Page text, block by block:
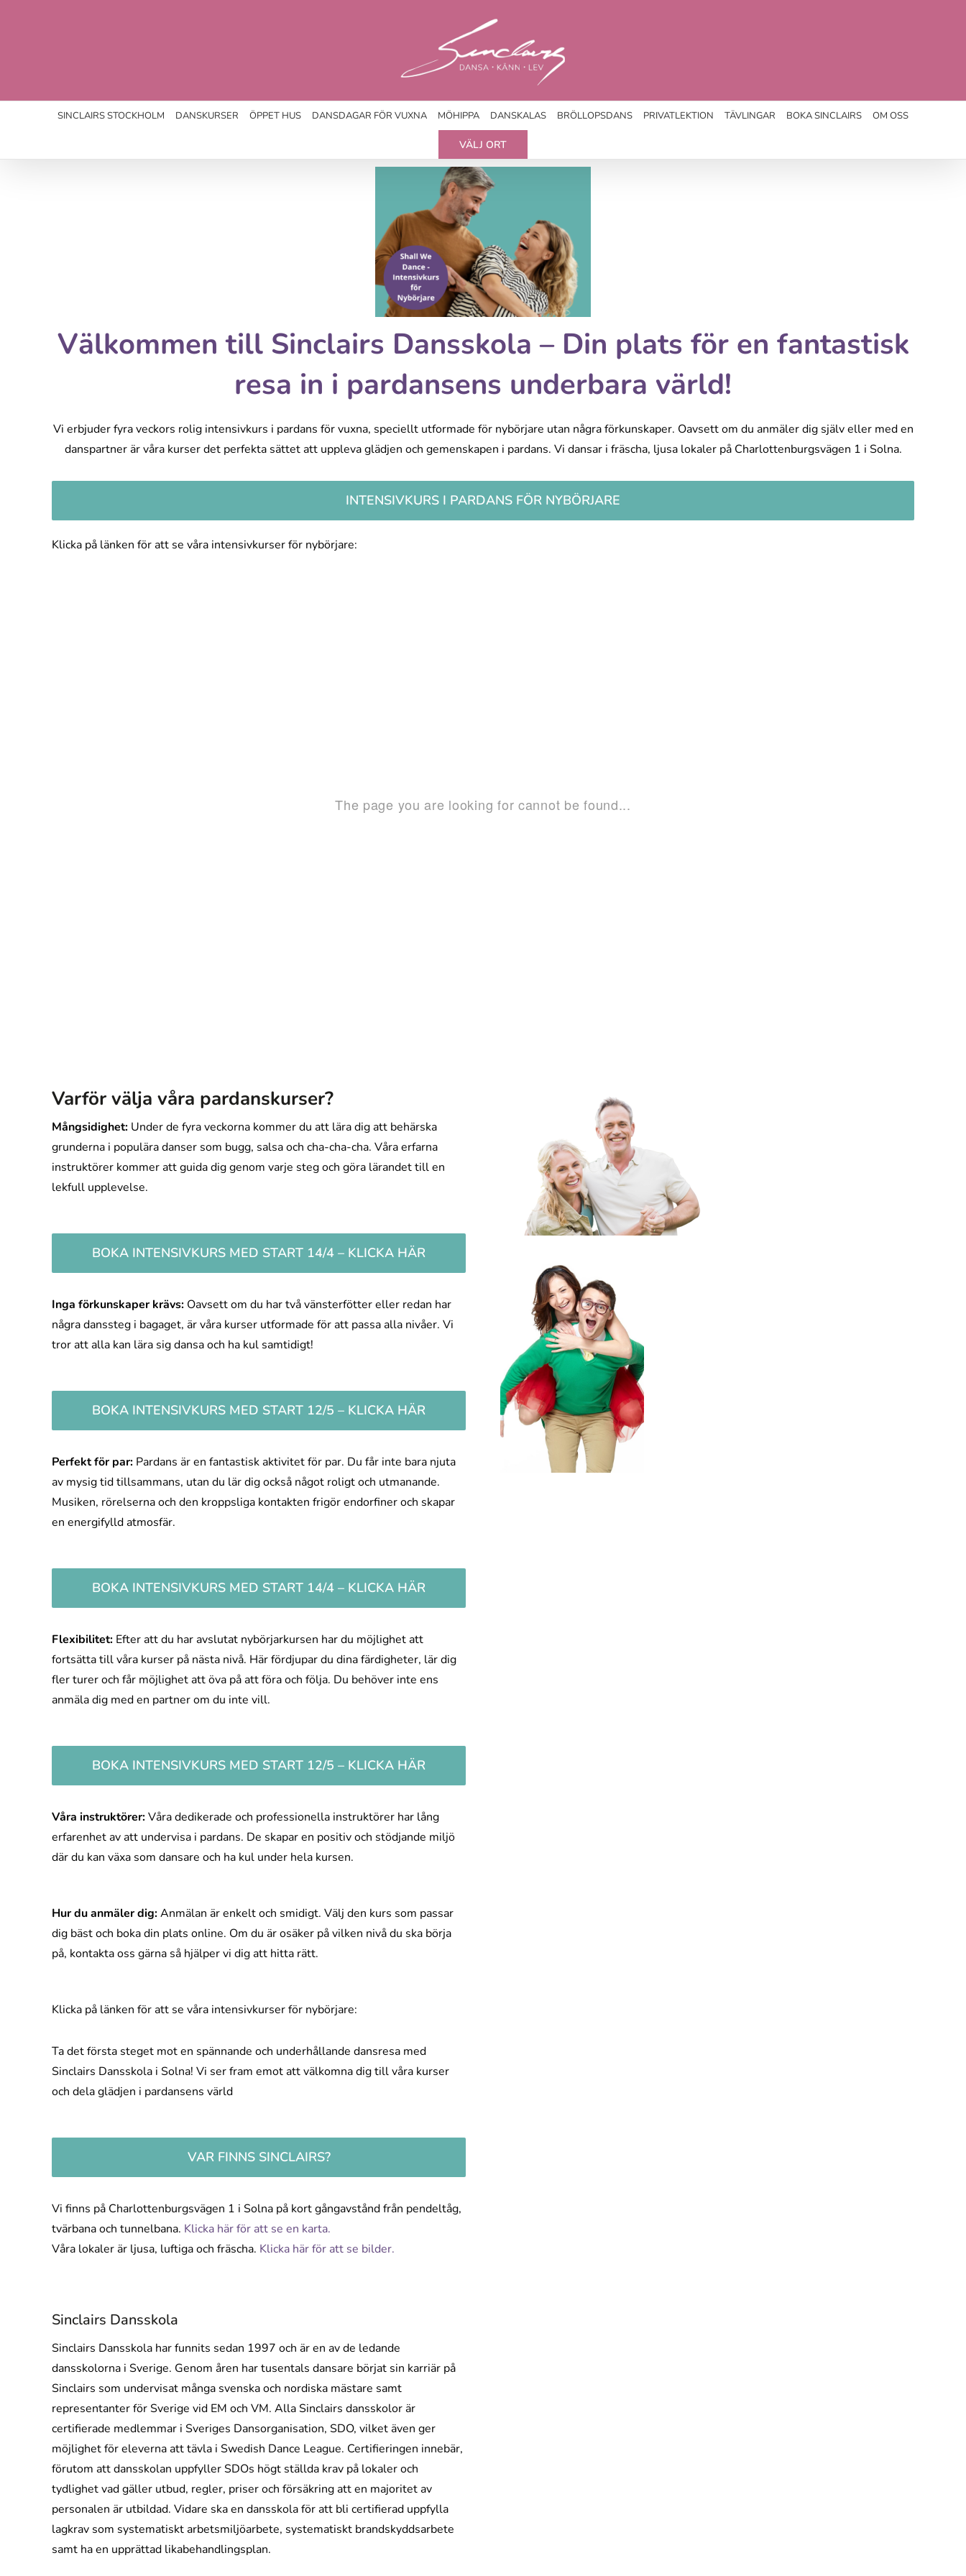
SINCLAIRS STOCKHOLM DANSKURSER ÖPPET HUS DANSDAGAR FÖR VUXNA MÖHIPPA DANSKALAS BRÖLLOPSDANS PRIVATLEKTION TÄVLINGAR BOKA SINCLAIRS OM OSS
VÄLJ ORT
Välkommen till Sinclairs Dansskola – Din plats för en fantastisk
resa in i pardansens underbara värld!
Vi erbjuder fyra veckors rolig intensivkurs i pardans för vuxna, speciellt utformade för nybörjare utan några förkunskaper. Oavsett om du anmäler dig själv eller med en
danspartner är våra kurser det perfekta sättet att uppleva glädjen och gemenskapen i pardans. Vi dansar i fräscha, ljusa lokaler på Charlottenburgsvägen 1 i Solna.
INTENSIVKURS I PARDANS FÖR NYBÖRJARE
Klicka på länken för att se våra intensivkurser för nybörjare:
Varför välja våra pardanskurser?
Mångsidighet:Under de fyra veckorna kommer du att lära dig att behärska
grunderna i populära danser som bugg, salsa och cha-cha-cha. Våra erfarna
instruktörer kommer att guida dig genom varje steg och göra lärandet till en
lekfull upplevelse.
BOKA INTENSIVKURS MED START 14/4 – KLICKA HÄR
Inga förkunskaper krävs:Oavsett om du har två vänsterfötter eller redan har
några danssteg i bagaget, är våra kurser utformade för att passa alla nivåer. Vi
tror att alla kan lära sig dansa och ha kul samtidigt!
BOKA INTENSIVKURS MED START 12/5 – KLICKA HÄR
Perfekt för par:Pardans är en fantastisk aktivitet för par. Du får inte bara njuta
av mysig tid tillsammans, utan du lär dig också något roligt och utmanande.
Musiken, rörelserna och den kroppsliga kontakten frigör endorfiner och skapar
en energifylld atmosfär.
BOKA INTENSIVKURS MED START 14/4 – KLICKA HÄR
Flexibilitet:Efter att du har avslutat nybörjarkursen har du möjlighet att
fortsätta till våra kurser på nästa nivå. Här fördjupar du dina färdigheter, lär dig
fler turer och får möjlighet att öva på att föra och följa. Du behöver inte ens
anmäla dig med en partner om du inte vill.
BOKA INTENSIVKURS MED START 12/5 – KLICKA HÄR
Våra instruktörer:Våra dedikerade och professionella instruktörer har lång
erfarenhet av att undervisa i pardans. De skapar en positiv och stödjande miljö
där du kan växa som dansare och ha kul under hela kursen.
Hur du anmäler dig:Anmälan är enkelt och smidigt. Välj den kurs som passar
dig bäst och boka din plats online. Om du är osäker på vilken nivå du ska börja
på, kontakta oss gärna så hjälper vi dig att hitta rätt.
Klicka på länken för att se våra intensivkurser för nybörjare:
Ta det första steget mot en spännande och underhållande dansresa med
Sinclairs Dansskola i Solna! Vi ser fram emot att välkomna dig till våra kurser
och dela glädjen i pardansens värld
VAR FINNS SINCLAIRS?
Vi finns på Charlottenburgsvägen 1 i Solna på kort gångavstånd från pendeltåg,
tvärbana och tunnelbana. Klicka här för att se en karta.
Våra lokaler är ljusa, luftiga och fräscha. Klicka här för att se bilder.
Sinclairs Dansskola
Sinclairs Dansskola har funnits sedan 1997 och är en av de ledande
dansskolorna i Sverige. Genom åren har tusentals dansare börjat sin karriär på
Sinclairs som undervisat många svenska och nordiska mästare samt
representanter för Sverige vid EM och VM. Alla Sinclairs dansskolor är
certifierade medlemmar i Sveriges Dansorganisation, SDO, vilket även ger
möjlighet för eleverna att tävla i Swedish Dance League. Certifieringen innebär,
förutom att dansskolan uppfyller SDOs högt ställda krav på lokaler och
tydlighet vad gäller utbud, regler, priser och försäkring att en majoritet av
personalen är utbildad. Vidare ska en dansskola för att bli certifierad uppfylla
lagkrav som systematiskt arbetsmiljöarbete, systematiskt brandskyddsarbete
samt ha en upprättad likabehandlingsplan.